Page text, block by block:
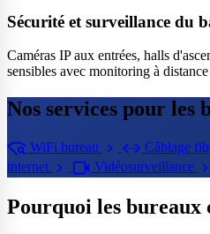
Sécurité et surveillance du
Caméras IP aux entrées, halls
sensibles avec monitoring à
Nos services pour les
wifi_find WiFi bureau chevron_right settings_ethernet Câblage
internet chevron_right videocam Vidéosurveillance chevron_right
Pourquoi les bureaux